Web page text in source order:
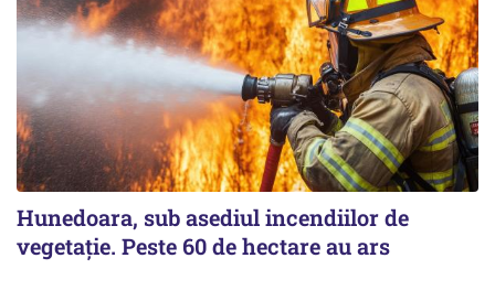
Hunedoara, sub asediul incendiilor de
vegetație. Peste 60 de hectare au ars